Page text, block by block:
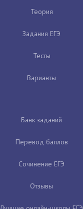
Теория
Задания ЕГЭ
Тесты
Варианты
Банк заданий
Перевод баллов
Сочинение ЕГЭ
Отзывы